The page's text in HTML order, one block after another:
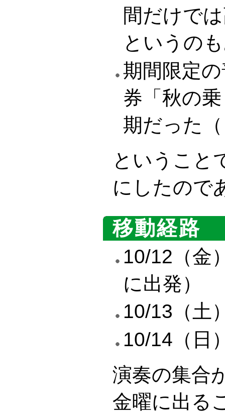
間だけで
というの
期間限定
券「秋の
期だった
ということ
にしたので
移動経路
10/12（金
に出発）
10/13（土
10/14（日
演奏の集合
金曜に出る